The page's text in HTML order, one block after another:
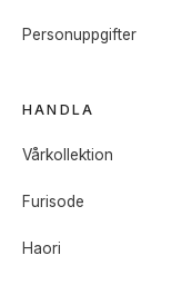
Personuppgifter
HANDLA
Vårkollektion
Furisode
Haori